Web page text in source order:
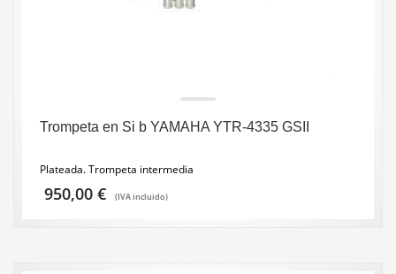
Trompeta en Si b YAMAHA YTR-4335 GSII
Plateada. Trompeta intermedia
950,00 € (IVA incluido)